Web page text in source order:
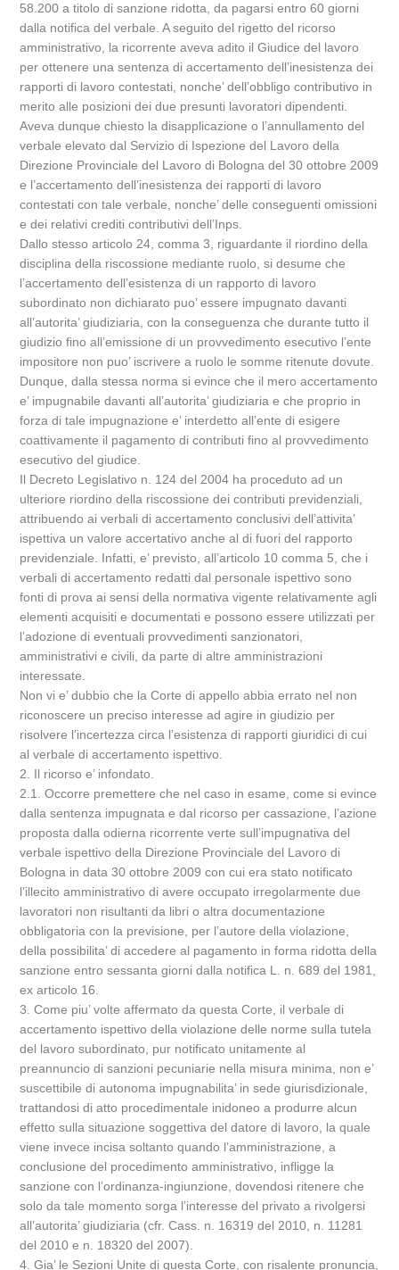
58.200 a titolo di sanzione ridotta, da pagarsi entro 60 giorni
dalla notifica del verbale. A seguito del rigetto del ricorso
amministrativo, la ricorrente aveva adito il Giudice del lavoro
per ottenere una sentenza di accertamento dell’inesistenza dei
rapporti di lavoro contestati, nonche’ dell’obbligo contributivo in
merito alle posizioni dei due presunti lavoratori dipendenti.
Aveva dunque chiesto la disapplicazione o l’annullamento del
verbale elevato dal Servizio di Ispezione del Lavoro della
Direzione Provinciale del Lavoro di Bologna del 30 ottobre 2009
e l’accertamento dell’inesistenza dei rapporti di lavoro
contestati con tale verbale, nonche’ delle conseguenti omissioni
e dei relativi crediti contributivi dell’Inps.
Dallo stesso articolo 24, comma 3, riguardante il riordino della
disciplina della riscossione mediante ruolo, si desume che
l’accertamento dell’esistenza di un rapporto di lavoro
subordinato non dichiarato puo’ essere impugnato davanti
all’autorita’ giudiziaria, con la conseguenza che durante tutto il
giudizio fino all’emissione di un provvedimento esecutivo l’ente
impositore non puo’ iscrivere a ruolo le somme ritenute dovute.
Dunque, dalla stessa norma si evince che il mero accertamento
e’ impugnabile davanti all’autorita’ giudiziaria e che proprio in
forza di tale impugnazione e’ interdetto all’ente di esigere
coattivamente il pagamento di contributi fino al provvedimento
esecutivo del giudice.
Il Decreto Legislativo n. 124 del 2004 ha proceduto ad un
ulteriore riordino della riscossione dei contributi previdenziali,
attribuendo ai verbali di accertamento conclusivi dell’attivita’
ispettiva un valore accertativo anche al di fuori del rapporto
previdenziale. Infatti, e’ previsto, all’articolo 10 comma 5, che i
verbali di accertamento redatti dal personale ispettivo sono
fonti di prova ai sensi della normativa vigente relativamente agli
elementi acquisiti e documentati e possono essere utilizzati per
l’adozione di eventuali provvedimenti sanzionatori,
amministrativi e civili, da parte di altre amministrazioni
interessate.
Non vi e’ dubbio che la Corte di appello abbia errato nel non
riconoscere un preciso interesse ad agire in giudizio per
risolvere l’incertezza circa l’esistenza di rapporti giuridici di cui
al verbale di accertamento ispettivo.
2. Il ricorso e’ infondato.
2.1. Occorre premettere che nel caso in esame, come si evince
dalla sentenza impugnata e dal ricorso per cassazione, l’azione
proposta dalla odierna ricorrente verte sull’impugnativa del
verbale ispettivo della Direzione Provinciale del Lavoro di
Bologna in data 30 ottobre 2009 con cui era stato notificato
l’illecito amministrativo di avere occupato irregolarmente due
lavoratori non risultanti da libri o altra documentazione
obbligatoria con la previsione, per l’autore della violazione,
della possibilita’ di accedere al pagamento in forma ridotta della
sanzione entro sessanta giorni dalla notifica L. n. 689 del 1981,
ex articolo 16.
3. Come piu’ volte affermato da questa Corte, il verbale di
accertamento ispettivo della violazione delle norme sulla tutela
del lavoro subordinato, pur notificato unitamente al
preannuncio di sanzioni pecuniarie nella misura minima, non e’
suscettibile di autonoma impugnabilita’ in sede giurisdizionale,
trattandosi di atto procedimentale inidoneo a produrre alcun
effetto sulla situazione soggettiva del datore di lavoro, la quale
viene invece incisa soltanto quando l’amministrazione, a
conclusione del procedimento amministrativo, infligge la
sanzione con l’ordinanza-ingiunzione, dovendosi ritenere che
solo da tale momento sorga l’interesse del privato a rivolgersi
all’autorita’ giudiziaria (cfr. Cass. n. 16319 del 2010, n. 11281
del 2010 e n. 18320 del 2007).
4. Gia’ le Sezioni Unite di questa Corte, con risalente pronuncia,